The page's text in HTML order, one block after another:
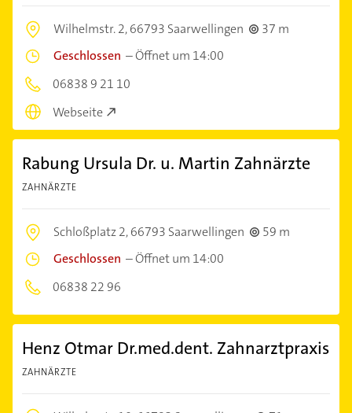
Wilhelmstr. 2,66793 Saarwellingen
37 m
Geschlossen –Öffnet um 14:00
06838 9 21 10
Webseite
Rabung Ursula Dr. u. Martin Zahnärzte
ZAHNÄRZTE
Schloßplatz 2,66793 Saarwellingen
59 m
Geschlossen –Öffnet um 14:00
06838 22 96
Henz Otmar Dr.med.dent. Zahnarztpraxis
ZAHNÄRZTE